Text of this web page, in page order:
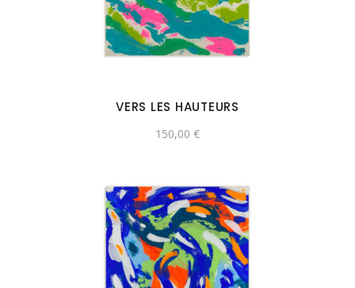
VERS LES HAUTEURS
150,00 €